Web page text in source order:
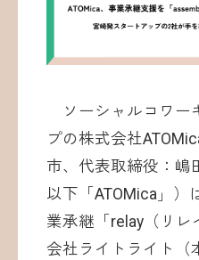
©ATOMica Inc.,
ソーシャルコワー
プの株式会社
市、代表取締役：嶋
以下「ATOMica」）
業承継「relay（リ
会社ライトライト（